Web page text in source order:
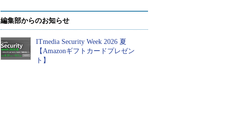
編集部からのお知らせ
ITmedia Security Week 2026 夏
【Amazonギフトカードプレゼン
ト】